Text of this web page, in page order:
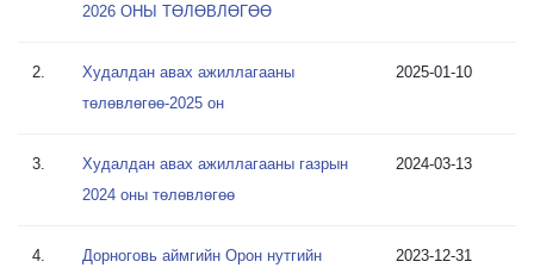
2026 ОНЫ ТӨЛӨВЛӨГӨӨ
2.
Худалдан авах ажиллагааны
төлөвлөгөө-2025 он
2025-01-10
3.
Худалдан авах ажиллагааны газрын
2024 оны төлөвлөгөө
2024-03-13
4.
Дорноговь аймгийн Орон нутгийн
2023-12-31